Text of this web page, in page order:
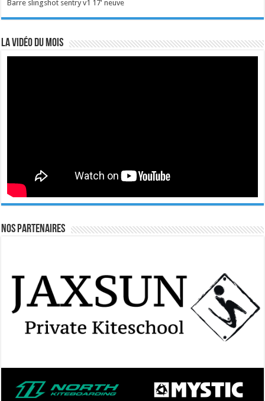
Barre slingshot sentry v1 17' neuve
La vidéo du mois
Nos Partenaires